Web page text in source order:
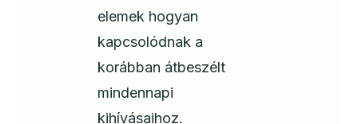
elemek hogyan
kapcsolódnak a
korábban átbeszélt
mindennapi
kihívásaihoz.